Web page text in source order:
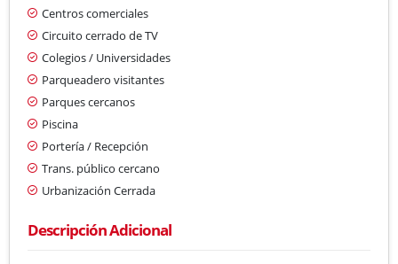
Centros comerciales
Circuito cerrado de TV
Colegios / Universidades
Parqueadero visitantes
Parques cercanos
Piscina
Portería / Recepción
Trans. público cercano
Urbanización Cerrada
Descripción Adicional